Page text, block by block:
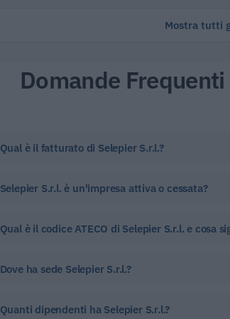
Mostra tutti
Domande Frequenti
Qual è il fatturato di Selepier S.r.l.?
Selepier S.r.l. è un'impresa attiva o cessata?
Qual è il codice ATECO di Selepier S.r.l. e cosa
Dove ha sede Selepier S.r.l.?
Quanti dipendenti ha Selepier S.r.l.?